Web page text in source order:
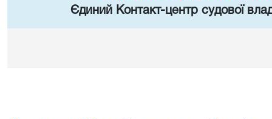
Єдиний Контакт-центр судової